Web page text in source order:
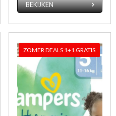
BEKIJKEN
ZOMER DEALS 1+1 GRATIS